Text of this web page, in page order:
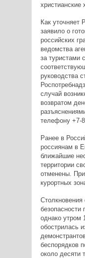
христианские
Как уточняет
заявило о
российских
ведомства
за туристами
руководства
случай
возвратом
телефону +7-
Ранее в
россиянам в
ближайшие
территории
отменены.
курортных
однако утром
обострилась
беспорядков
около десяти